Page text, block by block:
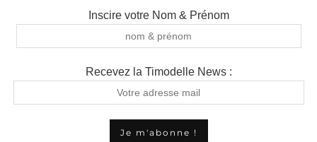
Inscire votre Nom & Prénom
Recevez la Timodelle News :